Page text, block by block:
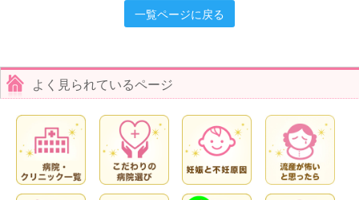
一覧ページに戻る
よく見られているページ